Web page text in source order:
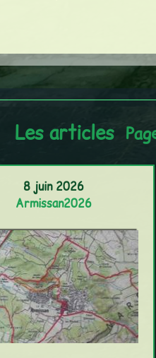
Les articles
8 juin 2026
Armissan2026